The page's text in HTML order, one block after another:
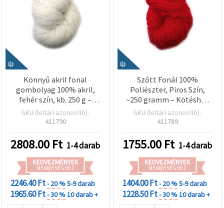
ÚJ
Könnyű akril fonal
gombolyag 100% akril,
fehér szín, kb. 250 g –
Kötéshez és különféle
kézműves projektekhez
SKU (leltári azonosító):
411790
2808.00 Ft 1-4 darab
KEDVEZMÉNYEK
MENNYISÉGHEZ
2246.40 Ft- 20 %5-9 darab
1965.60 Ft- 30 %10 darab +
ÚJ
Szőtt Fonál 100%
Poliészter, Piros Szín,
~250 gramm – Kötéshez
és Különféle Kézműves
Projektekhez
SKU (leltári azonosító):
411789
1755.00 Ft 1-4 darab
KEDVEZMÉNYEK
MENNYISÉGHEZ
1404.00 Ft- 20 %5-9 darab
1228.50 Ft- 30 %10 darab +